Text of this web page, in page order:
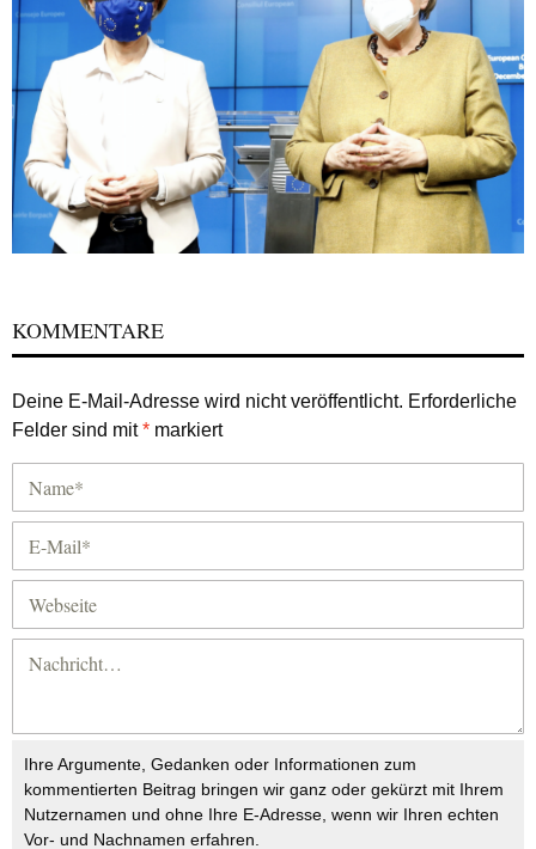
KOMMENTARE
Deine E-Mail-Adresse wird nicht veröffentlicht. Erforderliche
Felder sind mit* markiert
Ihre Argumente, Gedanken oder Informationen zum
kommentierten Beitrag bringen wir ganz oder gekürzt mit Ihrem
Nutzernamen und ohne Ihre E-Adresse, wenn wir Ihren echten
Vor- und Nachnamen erfahren.